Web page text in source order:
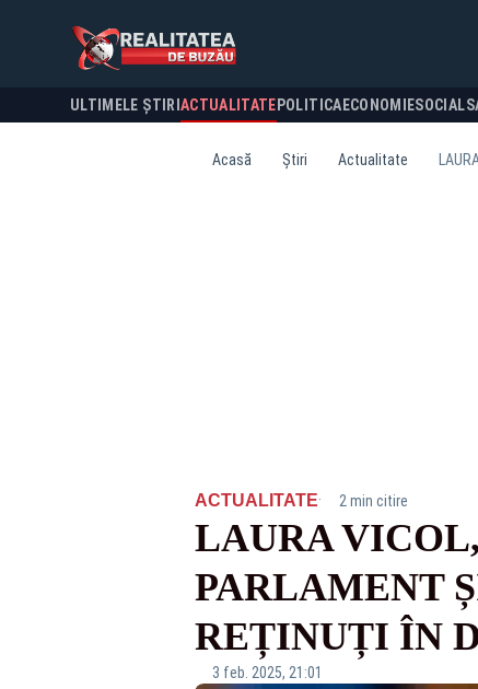
ULTIMELE ȘTIRI ACTUALITATE POLITICA ECONOMIESOCIAL
Acasă Știri Actualitate
ACTUALITATE· 2 min citire
LAURA
PARLAMENT
REȚINUȚI ÎN
3 feb. 2025, 21:01